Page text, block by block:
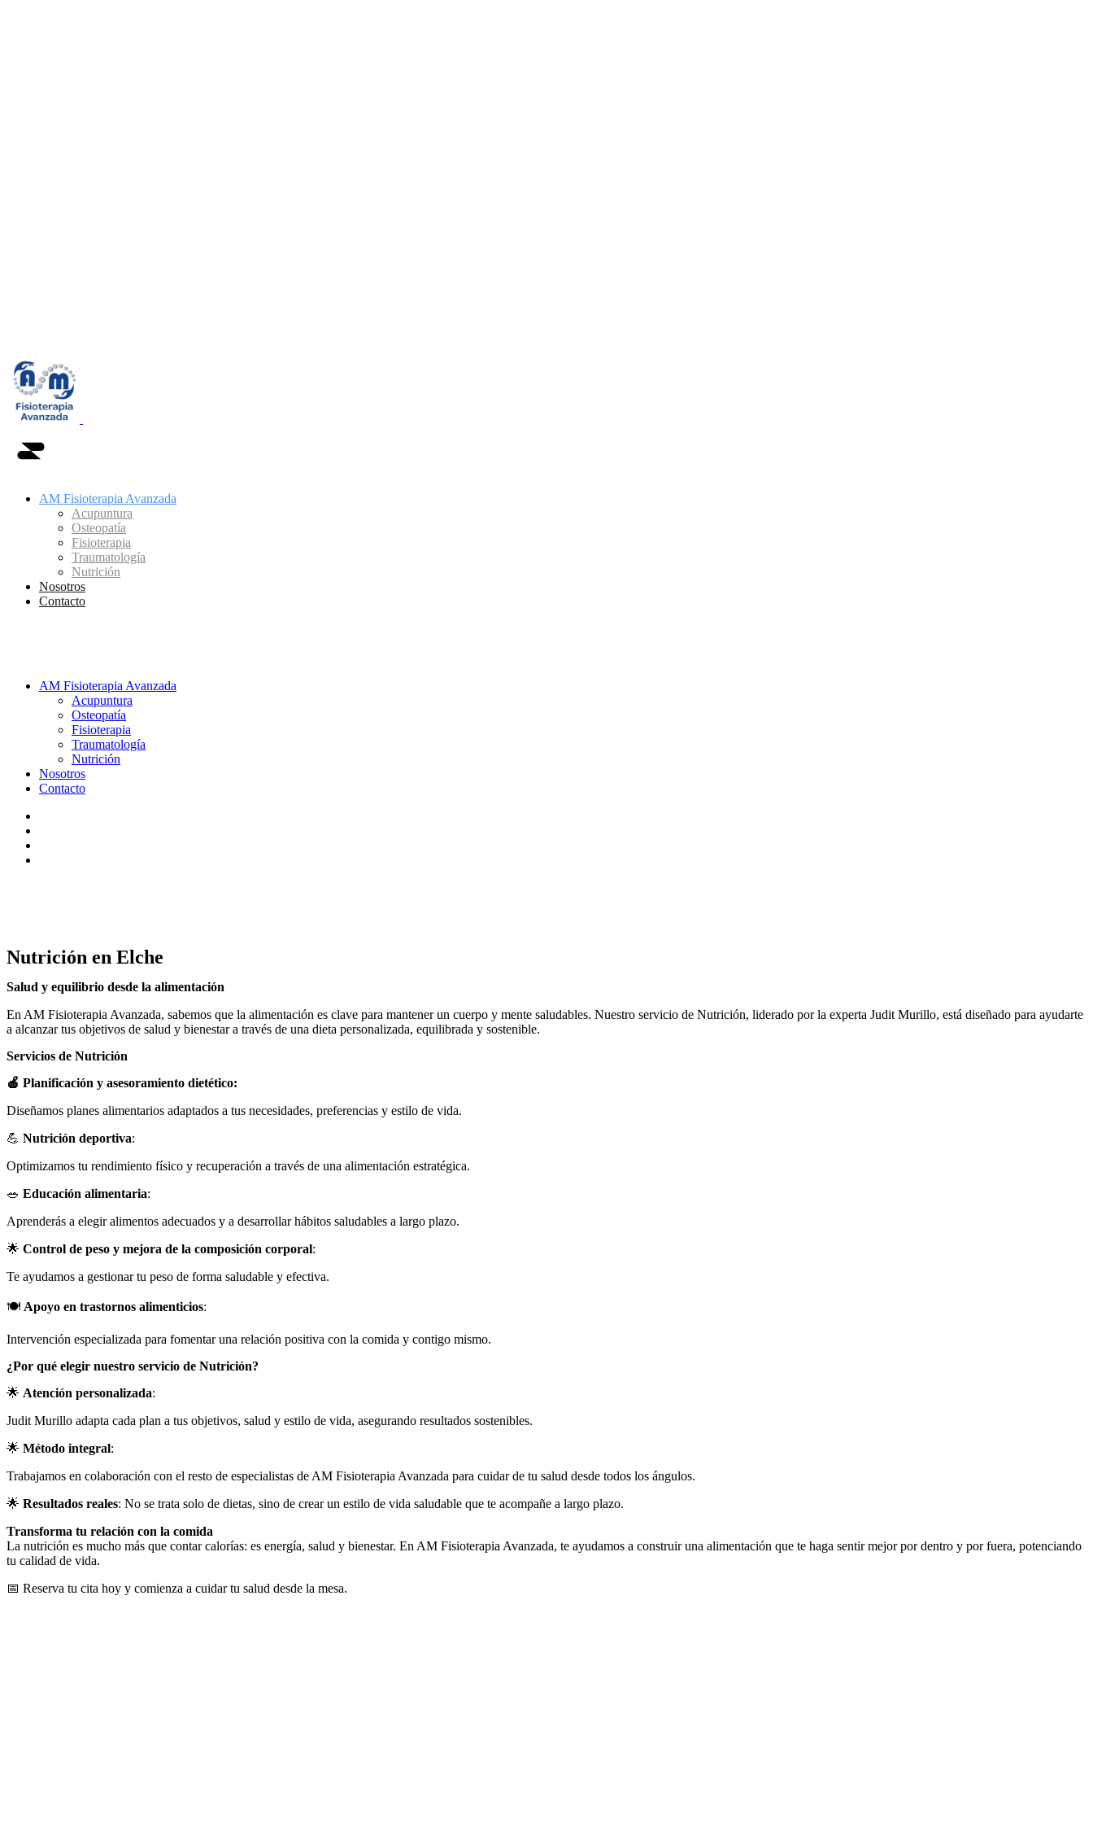
AM Fisioterapia Avanzada
Acupuntura
Osteopatía
Fisioterapia
Traumatología
Nutrición
Nosotros
Contacto
AM Fisioterapia Avanzada
Acupuntura
Osteopatía
Fisioterapia
Traumatología
Nutrición
Nosotros
Contacto
Nutrición en Elche
Salud y equilibrio desde la alimentación
En AM Fisioterapia Avanzada, sabemos que la alimentación es clave para mantener un cuerpo y mente saludables. Nuestro servicio de Nutrición, liderado por la experta Judit Murillo, está diseñado para ayudarte
a alcanzar tus objetivos de salud y bienestar a través de una dieta personalizada, equilibrada y sostenible.
Servicios de Nutrición
🍎 Planificación y asesoramiento dietético:
Diseñamos planes alimentarios adaptados a tus necesidades, preferencias y estilo de vida.
💪 Nutrición deportiva:
Optimizamos tu rendimiento físico y recuperación a través de una alimentación estratégica.
🥗 Educación alimentaria:
Aprenderás a elegir alimentos adecuados y a desarrollar hábitos saludables a largo plazo.
🌟 Control de peso y mejora de la composición corporal:
Te ayudamos a gestionar tu peso de forma saludable y efectiva.
🍽️ Apoyo en trastornos alimenticios:
Intervención especializada para fomentar una relación positiva con la comida y contigo mismo.
¿Por qué elegir nuestro servicio de Nutrición?
🌟 Atención personalizada:
Judit Murillo adapta cada plan a tus objetivos, salud y estilo de vida, asegurando resultados sostenibles.
🌟 Método integral:
Trabajamos en colaboración con el resto de especialistas de AM Fisioterapia Avanzada para cuidar de tu salud desde todos los ángulos.
🌟 Resultados reales: No se trata solo de dietas, sino de crear un estilo de vida saludable que te acompañe a largo plazo.
Transforma tu relación con la comida
La nutrición es mucho más que contar calorías: es energía, salud y bienestar. En AM Fisioterapia Avanzada, te ayudamos a construir una alimentación que te haga sentir mejor por dentro y por fuera, potenciando
tu calidad de vida.
📅 Reserva tu cita hoy y comienza a cuidar tu salud desde la mesa.